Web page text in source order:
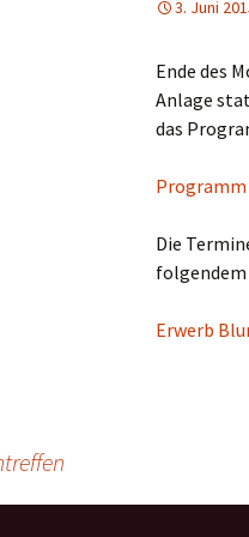
3. Juni
Ende des
Anlage
das
Programm
Die
folgendem
Erwerb